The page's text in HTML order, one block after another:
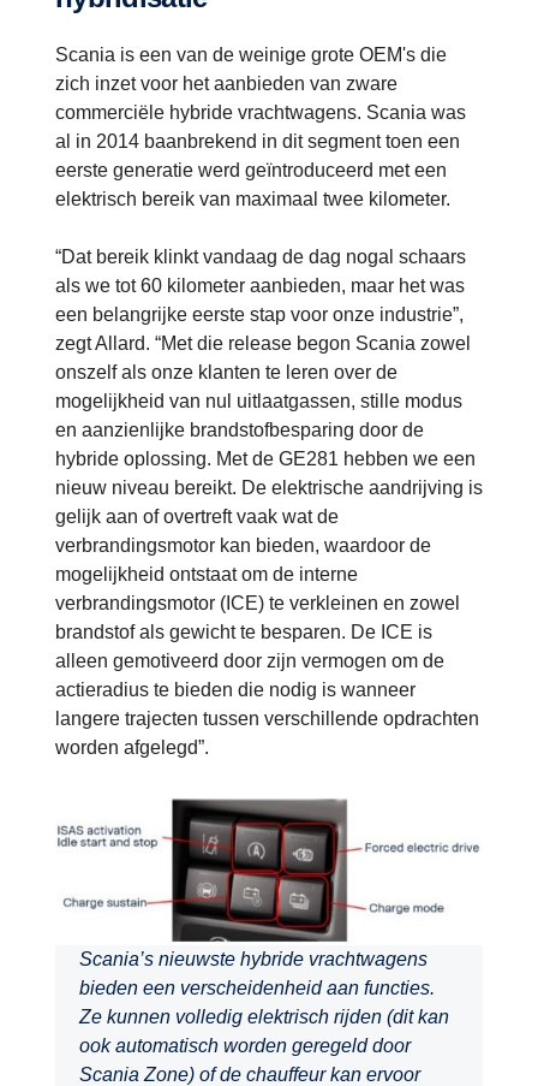
Scania is een van de weinige grote OEM's die
zich inzet voor het aanbieden van zware
commerciële hybride vrachtwagens. Scania was
al in 2014 baanbrekend in dit segment toen een
eerste generatie werd geïntroduceerd met een
elektrisch bereik van maximaal twee kilometer.
“Dat bereik klinkt vandaag de dag nogal schaars
als we tot 60 kilometer aanbieden, maar het was
een belangrijke eerste stap voor onze industrie”,
zegt Allard. “Met die release begon Scania zowel
onszelf als onze klanten te leren over de
mogelijkheid van nul uitlaatgassen, stille modus
en aanzienlijke brandstofbesparing door de
hybride oplossing. Met de GE281 hebben we een
nieuw niveau bereikt. De elektrische aandrijving is
gelijk aan of overtreft vaak wat de
verbrandingsmotor kan bieden, waardoor de
mogelijkheid ontstaat om de interne
verbrandingsmotor (ICE) te verkleinen en zowel
brandstof als gewicht te besparen. De ICE is
alleen gemotiveerd door zijn vermogen om de
actieradius te bieden die nodig is wanneer
langere trajecten tussen verschillende opdrachten
worden afgelegd”.
Scania’s nieuwste hybride vrachtwagens
bieden een verscheidenheid aan functies.
Ze kunnen volledig elektrisch rijden (dit kan
ook automatisch worden geregeld door
Scania Zone) of de chauffeur kan ervoor